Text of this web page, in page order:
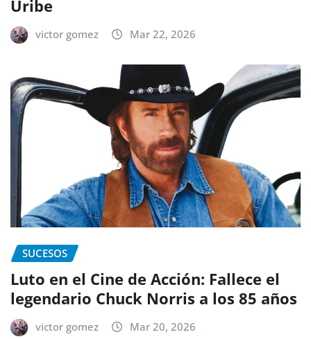
Uribe
victor gomez Mar 22, 2026
SUCESOS
Luto en el Cine de Acción: Fallece el
legendario Chuck Norris a los 85 años
victor gomez Mar 20, 2026